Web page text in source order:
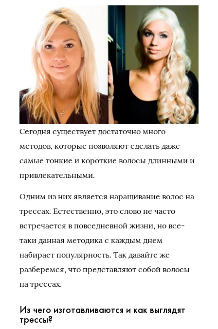
Сегодня существует достаточно много
методов, которые позволяют сделать даже
самые тонкие и короткие волосы длинными и
привлекательными.
Одним из них является наращивание волос на
трессах. Естественно, это слово не часто
встречается в повседневной жизни, но все-
таки данная методика с каждым днем
набирает популярность. Так давайте же
разберемся, что представляют собой волосы
на трессах.
Из чего изготавливаются и как выглядят
трессы?